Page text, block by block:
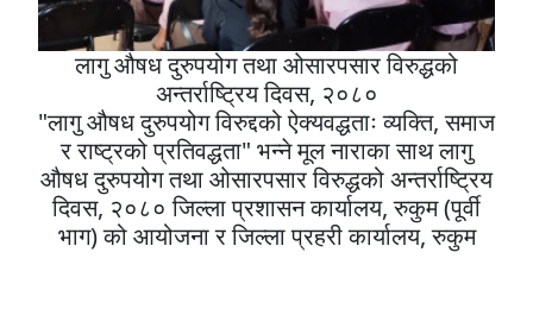
लागु औषध दुरुपयोग तथा ओसारपसार विरुद्धको
अन्तर्राष्ट्रिय दिवस, २०८०
"लागु औषध दुरुपयोग विरुद्दको ऐक्यवद्धताः व्यक्ति, समाज
र राष्ट्रको प्रतिवद्धता" भन्ने मूल नाराका साथ लागु
औषध दुरुपयोग तथा ओसारपसार विरुद्धको अन्तर्राष्ट्रिय
दिवस, २०८० जिल्ला प्रशासन कार्यालय, रुकुम (पूर्वी
भाग) को आयोजना र जिल्ला प्रहरी कार्यालय, रुकुम